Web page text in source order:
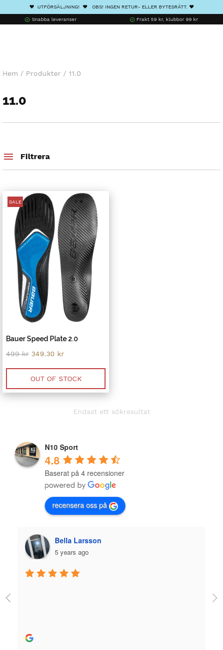
❤️ UTFÖRSÄLJNING! ❤️ OBS! INGEN RETUR- ELLER BYTESRÄTT. ❤️
Snabba leveranser Frakt 59 kr, klubbor 99 kr
Hem / Produkter / 11.0
11.0
Filtrera
SALE
Bauer Speed Plate 2.0
499kr Original
was:
499 kr.
349.30 krCurrent
is:
349.30 kr.
OUT OF STOCK
Endast ett sökresultat
N10 Sport
4.8
Baserat på 4 recensioner
recensera oss på
Bella Larsson
5 years ago